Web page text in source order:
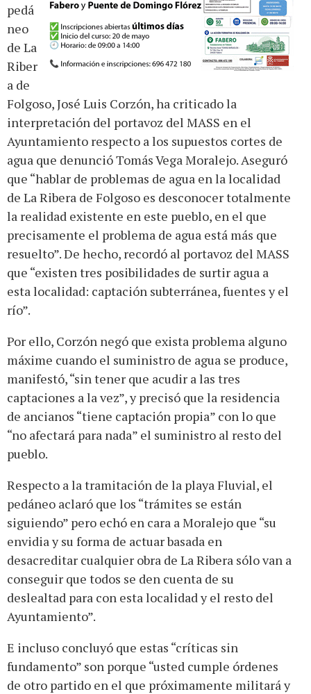
pedá
neo
de La
Riber
a de
Folgoso, José Luis Corzón, ha criticado la
interpretación del portavoz del MASS en el
Ayuntamiento respecto a los supuestos cortes de
agua que denunció Tomás Vega Moralejo. Aseguró
que “hablar de problemas de agua en la localidad
de La Ribera de Folgoso es desconocer totalmente
la realidad existente en este pueblo, en el que
precisamente el problema de agua está más que
resuelto”. De hecho, recordó al portavoz del MASS
que “existen tres posibilidades de surtir agua a
esta localidad: captación subterránea, fuentes y el
río”.
Por ello, Corzón negó que exista problema alguno
máxime cuando el suministro de agua se produce,
manifestó, “sin tener que acudir a las tres
captaciones a la vez”, y precisó que la residencia
de ancianos “tiene captación propia” con lo que
“no afectará para nada” el suministro al resto del
pueblo.
Respecto a la tramitación de la playa Fluvial, el
pedáneo aclaró que los “trámites se están
siguiendo” pero echó en cara a Moralejo que “su
envidia y su forma de actuar basada en
desacreditar cualquier obra de La Ribera sólo van a
conseguir que todos se den cuenta de su
deslealtad para con esta localidad y el resto del
Ayuntamiento”.
E incluso concluyó que estas “críticas sin
fundamento” son porque “usted cumple órdenes
de otro partido en el que próximamente militará y